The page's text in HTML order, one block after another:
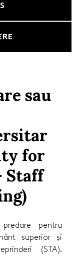
sau
for
Staff
pentru
superior şi
(STA).